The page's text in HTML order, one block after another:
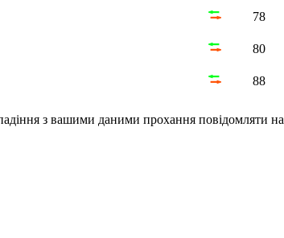
78
80
88
з вашими даними прохання повідомляти на